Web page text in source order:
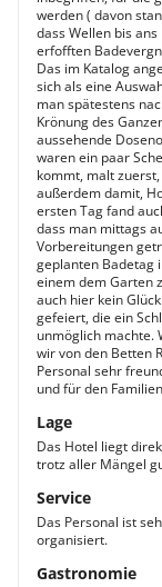
werden ( davon
dass Wellen bis
erfofften
Das im Katalog
sich als eine
man spätestens
Krönung des
aussehende
waren ein paar
kommt, malt
außerdem damit,
ersten Tag fand
dass man mittags
Vorbereitungen
geplanten Badetag
einem dem Garten
auch hier kein
gefeiert, die ein
unmöglich machte.
wir von den Betten
Personal sehr
und für den
Lage
Das Hotel liegt
trotz aller Mängel
Service
Das Personal ist
organisiert.
Gastronomie